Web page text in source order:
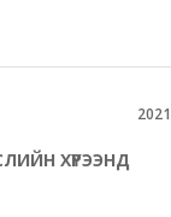
ХҮРЭЭНД